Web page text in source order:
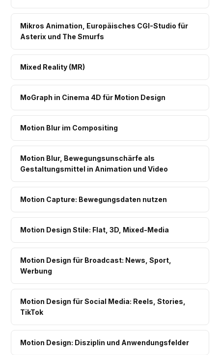
Mikros Animation, Europäisches CGI-Studio für
Asterix und The Smurfs
Mixed Reality (MR)
MoGraph in Cinema 4D für Motion Design
Motion Blur im Compositing
Motion Blur, Bewegungsunschärfe als
Gestaltungsmittel in Animation und Video
Motion Capture: Bewegungsdaten nutzen
Motion Design Stile: Flat, 3D, Mixed-Media
Motion Design für Broadcast: News, Sport,
Werbung
Motion Design für Social Media: Reels, Stories,
TikTok
Motion Design: Disziplin und Anwendungsfelder